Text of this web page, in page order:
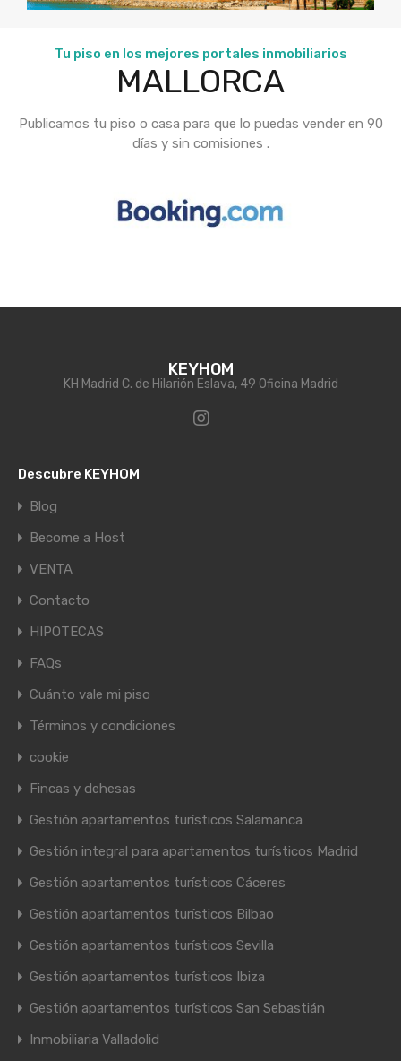
Tu piso en los mejores portales inmobiliarios
MALLORCA
Publicamos tu piso o casa para que lo puedas vender en 90
días y sin comisiones .
KEYHOM
KH Madrid C. de Hilarión Eslava, 49 Oficina Madrid
Descubre KEYHOM
Blog
Become a Host
VENTA
Contacto
HIPOTECAS
FAQs
Cuánto vale mi piso
Términos y condiciones
cookie
Fincas y dehesas
Gestión apartamentos turísticos Salamanca
Gestión integral para apartamentos turísticos Madrid
Gestión apartamentos turísticos Cáceres
Gestión apartamentos turísticos Bilbao
Gestión apartamentos turísticos Sevilla
Gestión apartamentos turísticos Ibiza
Gestión apartamentos turísticos San Sebastián
Inmobiliaria Valladolid